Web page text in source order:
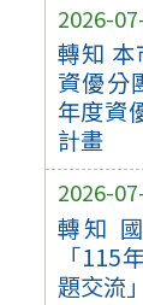
2026-
轉知
資優分
年度資
計畫
2026-
轉知
「115
題交流